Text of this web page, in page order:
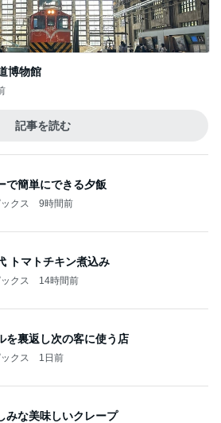
博物館
記事を読む
で簡単にできる夕飯
クス 9時間前
トマトチキン煮込み
クス 14時間前
を裏返し次の客に使う店
クス 1日前
みな美味しいクレープ